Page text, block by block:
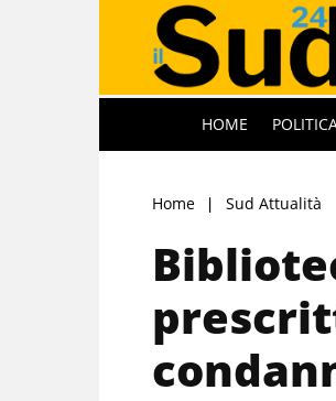
HOME
Home Sud Attualità